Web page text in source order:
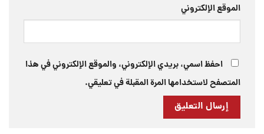
الموقع الإلكتروني
احفظ اسمي، بريدي الإلكتروني، والموقع الإلكتروني في هذا
المتصفح لاستخدامها المرة المقبلة في تعليقي.